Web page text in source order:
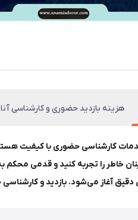
هزینه بازدید حضوری و کارشناسی
کارشناسی حضوری با کیفیت
خاطر را تجربه کنید و قدمی محکم
دقیق آغاز می‌شود. بازدید و